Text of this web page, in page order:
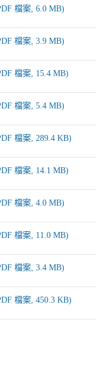
檔案, 6.0 MB)
檔案, 3.9 MB)
檔案, 15.4 MB)
檔案, 5.4 MB)
檔案, 289.4 KB)
檔案, 14.1 MB)
檔案, 4.0 MB)
檔案, 11.0 MB)
檔案, 3.4 MB)
檔案, 450.3 KB)